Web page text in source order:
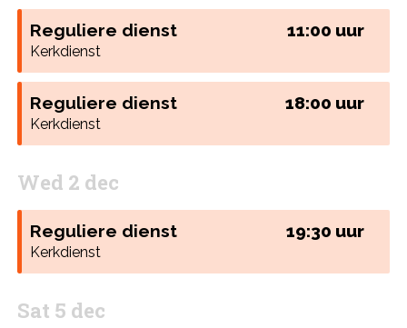
Reguliere dienst 11:00 uur
Kerkdienst
Reguliere dienst 18:00 uur
Kerkdienst
Wed 2 dec
Reguliere dienst 19:30 uur
Kerkdienst
Sat 5 dec